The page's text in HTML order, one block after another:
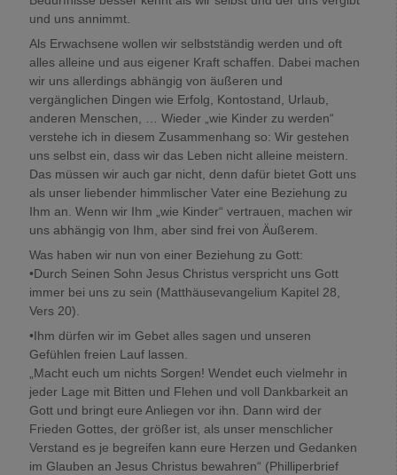
und uns annimmt.
Als Erwachsene wollen wir selbstständig werden und oft
alles alleine und aus eigener Kraft schaffen. Dabei machen
wir uns allerdings abhängig von äußeren und
vergänglichen Dingen wie Erfolg, Kontostand, Urlaub,
anderen Menschen, … Wieder „wie Kinder zu werden“
verstehe ich in diesem Zusammenhang so: Wir gestehen
uns selbst ein, dass wir das Leben nicht alleine meistern.
Das müssen wir auch gar nicht, denn dafür bietet Gott uns
als unser liebender himmlischer Vater eine Beziehung zu
Ihm an. Wenn wir Ihm „wie Kinder“ vertrauen, machen wir
uns abhängig von Ihm, aber sind frei von Äußerem.
Was haben wir nun von einer Beziehung zu Gott:
•Durch Seinen Sohn Jesus Christus verspricht uns Gott
immer bei uns zu sein (Matthäusevangelium Kapitel 28,
Vers 20).
•Ihm dürfen wir im Gebet alles sagen und unseren
Gefühlen freien Lauf lassen.
„Macht euch um nichts Sorgen! Wendet euch vielmehr in
jeder Lage mit Bitten und Flehen und voll Dankbarkeit an
Gott und bringt eure Anliegen vor ihn. Dann wird der
Frieden Gottes, der größer ist, als unser menschlicher
Verstand es je begreifen kann eure Herzen und Gedanken
im Glauben an Jesus Christus bewahren“ (Philliperbrief